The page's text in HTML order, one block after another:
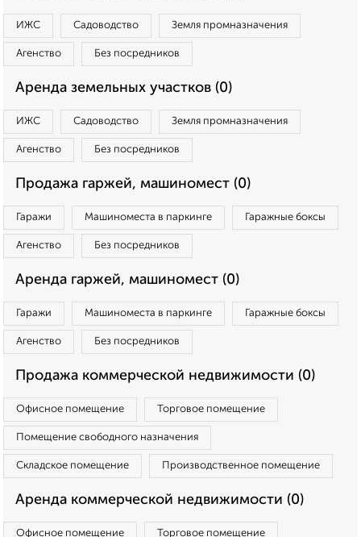
ИЖС Садоводство Земля промназначения
Агенство Без посредников
Аренда земельных участков (0)
ИЖС Садоводство Земля промназначения
Агенство Без посредников
Продажа гаржей, машиномест (0)
Гаражи Машиноместа в паркинге Гаражные боксы
Агенство Без посредников
Аренда гаржей, машиномест (0)
Гаражи Машиноместа в паркинге Гаражные боксы
Агенство Без посредников
Продажа коммерческой недвижимости (0)
Офисное помещение Торговое помещение
Помещение свободного назначения
Складское помещение Производственное помещение
Аренда коммерческой недвижимости (0)
Офисное помещение Торговое помещение